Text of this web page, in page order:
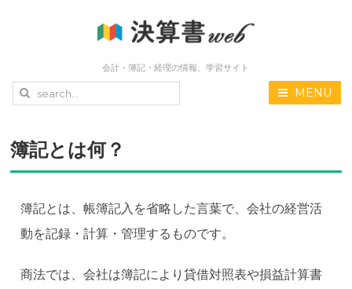
会計・簿記・経理の情報、学習サイト
MENU
簿記とは何？
簿記とは、帳簿記入を省略した言葉で、会社の経営活
動を記録・計算・管理するものです。
商法では、会社は簿記により貸借対照表や損益計算書